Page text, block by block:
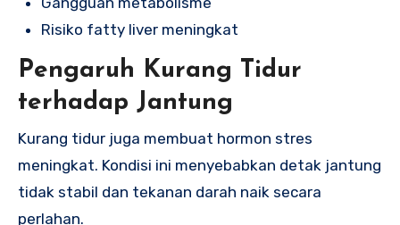
Risiko fatty liver meningkat
Pengaruh Kurang Tidur
terhadap Jantung
Kurang tidur juga membuat hormon stres
meningkat. Kondisi ini menyebabkan detak jantung
tidak stabil dan tekanan darah naik secara
perlahan.